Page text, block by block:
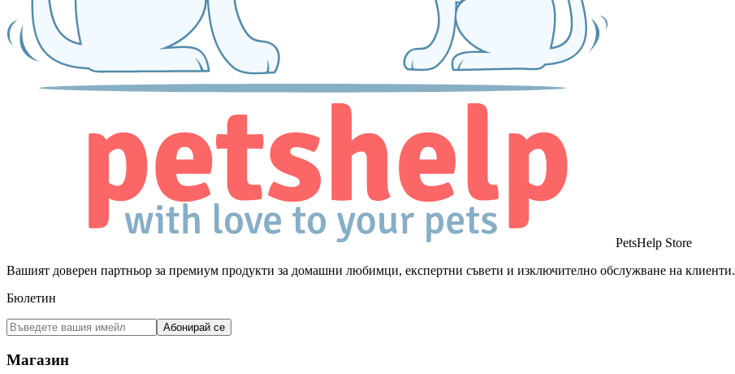
PetsHelp Store
Вашият доверен партньор за премиум продукти за домашни любимци, експертни съвети и изключително обслужване на клиенти.
Бюлетин
Абонирай се
Магазин